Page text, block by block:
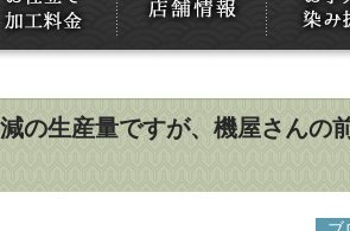
の生産量ですが、機屋さんの